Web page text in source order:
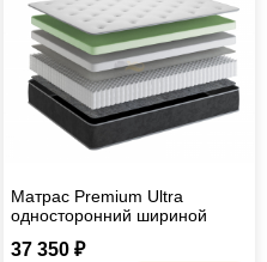
Матрас Premium Ultra
односторонний шириной
37 350 ₽